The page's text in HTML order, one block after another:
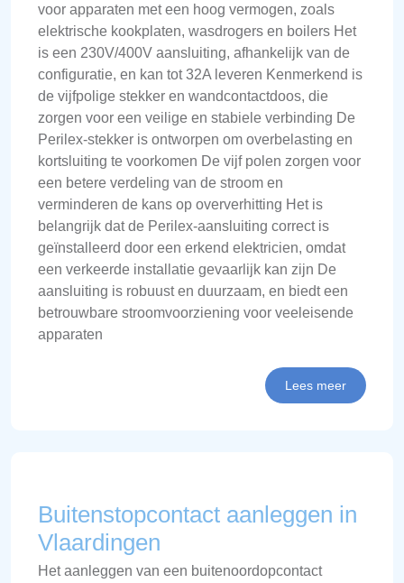
voor apparaten met een hoog vermogen, zoals
elektrische kookplaten, wasdrogers en boilers Het
is een 230V/400V aansluiting, afhankelijk van de
configuratie, en kan tot 32A leveren Kenmerkend is
de vijfpolige stekker en wandcontactdoos, die
zorgen voor een veilige en stabiele verbinding De
Perilex-stekker is ontworpen om overbelasting en
kortsluiting te voorkomen De vijf polen zorgen voor
een betere verdeling van de stroom en
verminderen de kans op oververhitting Het is
belangrijk dat de Perilex-aansluiting correct is
geïnstalleerd door een erkend elektricien, omdat
een verkeerde installatie gevaarlijk kan zijn De
aansluiting is robuust en duurzaam, en biedt een
betrouwbare stroomvoorziening voor veeleisende
apparaten
Lees meer
Buitenstopcontact aanleggen in
Vlaardingen
Het aanleggen van een buitenoordopcontact